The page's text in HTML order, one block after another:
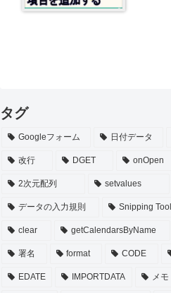
タグ
Googleフォーム 日付データ
改行 DGET onOpen
2次元配列 setvalues
データの入力規則 Snipping Tool
clear getCalendarsByName
署名 format CODE
EDATE IMPORTDATA メモ